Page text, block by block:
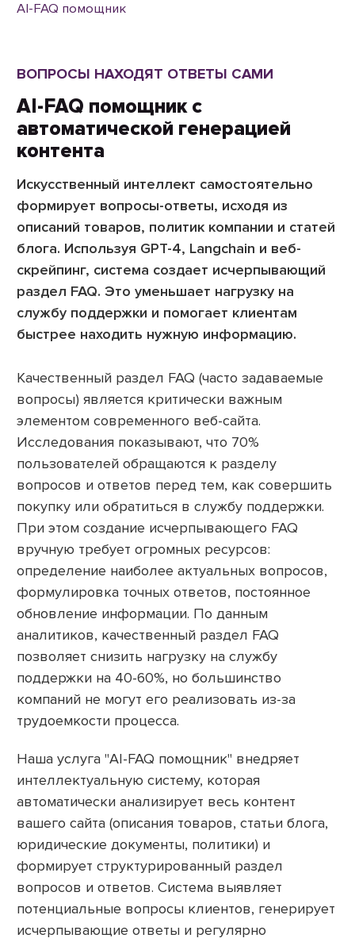
AI-FAQ помощник
ВОПРОСЫ НАХОДЯТ ОТВЕТЫ САМИ
AI-FAQ помощник с
автоматической генерацией
контента
Искусственный интеллект самостоятельно
формирует вопросы-ответы, исходя из
описаний товаров, политик компании и статей
блога. Используя GPT-4, Langchain и веб-
скрейпинг, система создает исчерпывающий
раздел FAQ. Это уменьшает нагрузку на
службу поддержки и помогает клиентам
быстрее находить нужную информацию.
Качественный раздел FAQ (часто задаваемые
вопросы) является критически важным
элементом современного веб-сайта.
Исследования показывают, что 70%
пользователей обращаются к разделу
вопросов и ответов перед тем, как совершить
покупку или обратиться в службу поддержки.
При этом создание исчерпывающего FAQ
вручную требует огромных ресурсов:
определение наиболее актуальных вопросов,
формулировка точных ответов, постоянное
обновление информации. По данным
аналитиков, качественный раздел FAQ
позволяет снизить нагрузку на службу
поддержки на 40-60%, но большинство
компаний не могут его реализовать из-за
трудоемкости процесса.
Наша услуга "AI-FAQ помощник" внедряет
интеллектуальную систему, которая
автоматически анализирует весь контент
вашего сайта (описания товаров, статьи блога,
юридические документы, политики) и
формирует структурированный раздел
вопросов и ответов. Система выявляет
потенциальные вопросы клиентов, генерирует
исчерпывающие ответы и регулярно